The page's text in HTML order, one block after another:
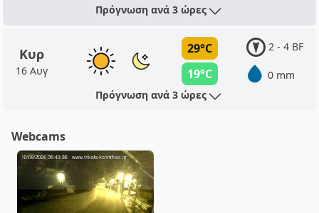
Πρόγνωση ανά 3 ώρες
Κυρ
16 Αυγ
29°C
19°C
2 - 4 BF
0 mm
Πρόγνωση ανά 3 ώρες
Webcams